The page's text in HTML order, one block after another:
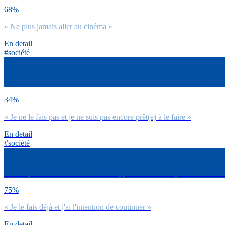
68%
« Ne plus jamais aller au cinéma »
En detail
#société
34%
« Je ne le fais pas et je ne suis pas encore prêt(e) à le faire »
En detail
#société
75%
« Je le fais déjà et j'ai l'intention de continuer »